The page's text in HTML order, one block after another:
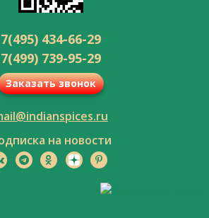
7(495) 434-66-29
7(499) 739-95-29
Заказать звонок
на новости